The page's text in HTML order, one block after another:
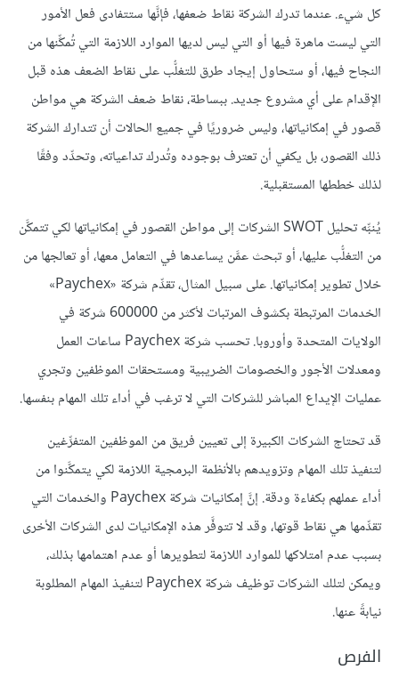
كل شيء. عندما تدرك الشركة نقاط ضعفها، فإنَّها ستتفادى فعل الأمور
التي ليست ماهرة فيها أو التي ليس لديها الموارد اللازمة التي تُمكِّنها من
النجاح فيها، أو ستحاول إيجاد طرق للتغلُّب على نقاط الضعف هذه قبل
الإقدام على أي مشروع جديد. ببساطة، نقاط ضعف الشركة هي مواطن
قصور في إمكانياتها، وليس ضروريًا في جميع الحالات أن تتدارك الشركة
ذلك القصور، بل يكفي أن تعترف بوجوده وتُدرك تداعياته، وتحدِّد وفقًا
لذلك خططها المستقبلية.
يُنبِّه تحليل SWOT الشركات إلى مواطن القصور في إمكانياتها لكي تتمكَّن
من التغلُّب عليها، أو تبحث عمَّن يساعدها في التعامل معها، أو تعالجها من
خلال تطوير إمكانياتها. على سبيل المثال، تقدِّم شركة «Paychex»
الخدمات المرتبطة بكشوف المرتبات لأكثر من 600000 شركة في
الولايات المتحدة وأوروبا. تحسب شركة Paychex ساعات العمل
ومعدلات الأجور والخصومات الضريبية ومستحقات الموظفين وتجري
عمليات الإيداع المباشر للشركات التي لا ترغب في أداء تلك المهام بنفسها.
قد تحتاج الشركات الكبيرة إلى تعيين فريق من الموظفين المتفرِّغين
لتنفيذ تلك المهام وتزويدهم بالأنظمة البرمجية اللازمة لكي يتمكَّنوا من
أداء عملهم بكفاءة ودقة. إنَّ إمكانيات شركة Paychex والخدمات التي
تقدِّمها هي نقاط قوتها، وقد لا تتوفَّر هذه الإمكانيات لدى الشركات الأخرى
بسبب عدم امتلاكها للموارد اللازمة لتطويرها أو عدم اهتمامها بذلك،
ويمكن لتلك الشركات توظيف شركة Paychex لتنفيذ المهام المطلوبة
نيابةً عنها.
الفرص